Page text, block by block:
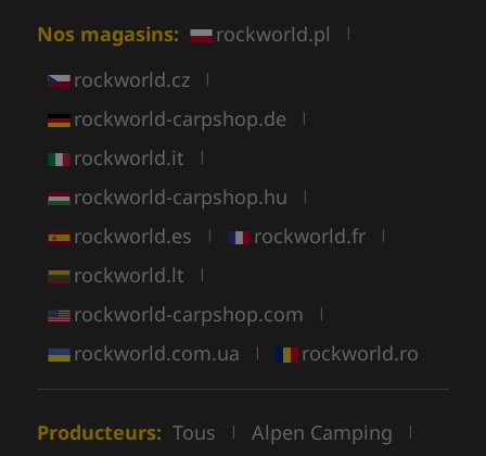
Nos magasins: rockworld.pl |
rockworld.cz |
rockworld-carpshop.de |
rockworld.it |
rockworld-carpshop.hu |
rockworld.es | rockworld.fr |
rockworld.lt |
rockworld-carpshop.com |
rockworld.com.ua | rockworld.ro
Producteurs: Tous | Alpen Camping |